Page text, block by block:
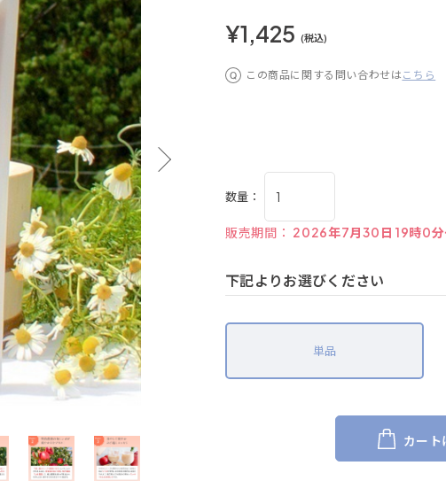
¥1,425 (税込)
この商品に関する問い合わせは こちら
数量：
販売期間： 2026年7月30日 19時0分
下記よりお選びください
単品
カート